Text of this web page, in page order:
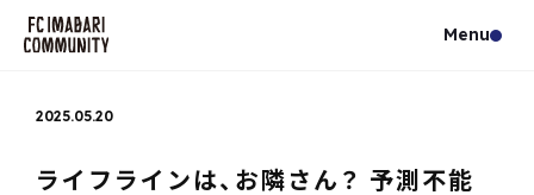
2025.05.20
ライフラインは、お隣さん？ 予測不能